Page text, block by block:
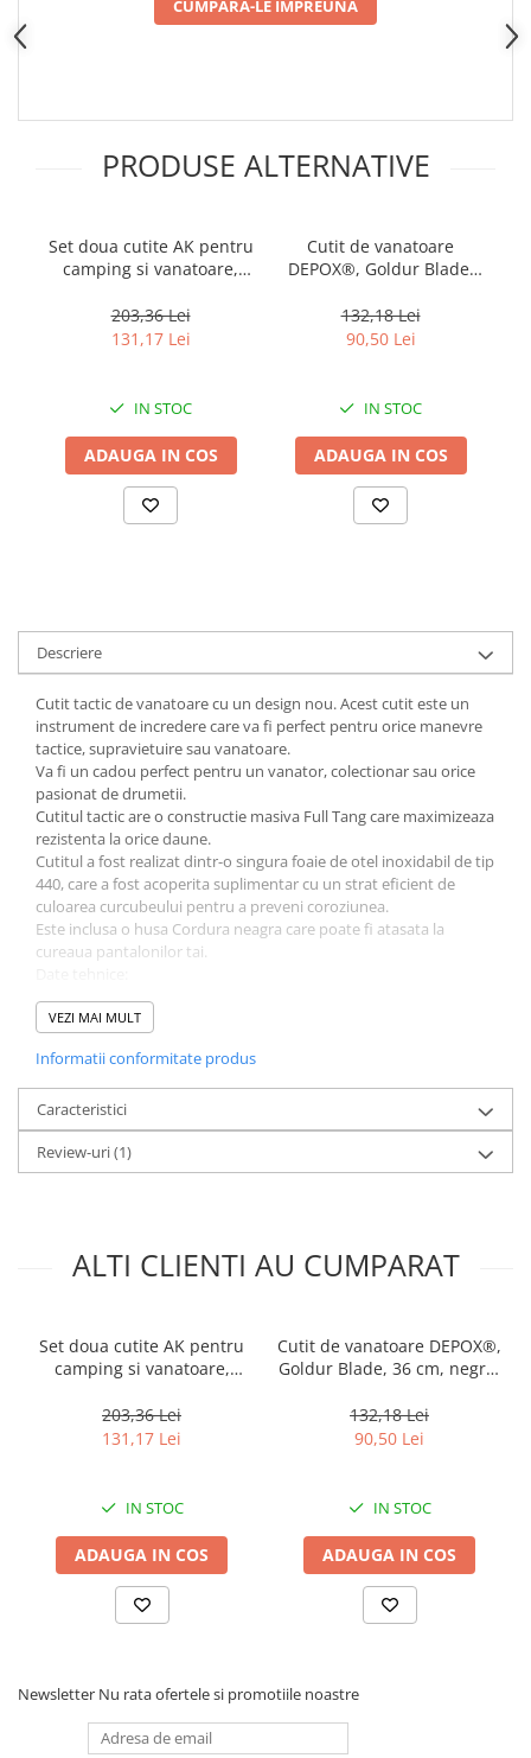
Mori cereale si furaje
Casti audio telefoane
INSTRUMENTE MUZICALE
Chitare clasice
CLARINET
CUMPARA-LE IMPREUNA
PRODUSE ALTERNATIVE
Set doua cutite AK pentru
camping si vanatoare,
203,36 Lei
131,17 Lei
IN STOC
ADAUGA IN COS
Cutit de vanatoare
DEPOX®, Goldur Blade,
132,18 Lei
90,50 Lei
IN STOC
ADAUGA IN COS
Descriere
Cutit tactic de vanatoare cu un design nou. Acest cutit este un
instrument de incredere care va fi perfect pentru orice manevre
tactice, supravietuire sau vanatoare.
Va fi un cadou perfect pentru un vanator, colectionar sau orice
pasionat de drumetii.
Cutitul tactic are o constructie masiva Full Tang care maximizeaza
rezistenta la orice daune.
Cutitul a fost realizat dintr-o singura foaie de otel inoxidabil de tip
440, care a fost acoperita suplimentar cu un strat eficient de
culoarea curcubeului pentru a preveni coroziunea.
Este inclusa o husa Cordura neagra care poate fi atasata la
cureaua pantalonilor tai.
Tip lama: neteda
Lungimea lamei: 190 mm
Lungimea manerului: 130 mm
Latimea lamei: 40 mm
Grosimea lamei: 3.8 mm
Greutate: 180 g
Material lamei: otel inoxidabil 440
VEZI MAI MULT
Informatii conformitate produs
Caracteristici
Review-uri(1)
ALTI CLIENTI AU CUMPARAT
Set doua cutite AK pentru
camping si vanatoare,
203,36 Lei
131,17 Lei
IN STOC
ADAUGA IN COS
Cutit de vanatoare DEPOX®,
Goldur Blade, 36 cm, negru,
132,18 Lei
90,50 Lei
IN STOC
ADAUGA IN COS
Newsletter Nu rata ofertele si promotiile noastre